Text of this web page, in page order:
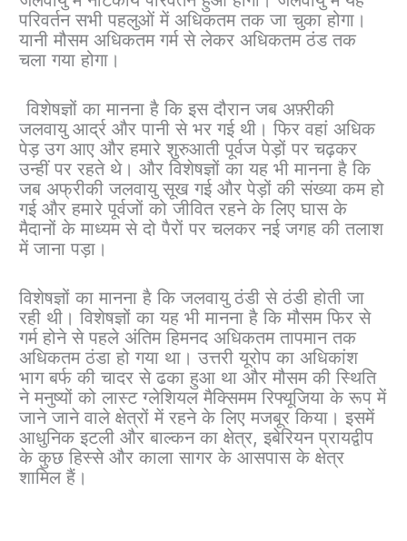
परिवर्तन सभी पहलुओं में अधिकतम तक जा चुका होगा।
यानी मौसम अधिकतम गर्म से लेकर अधिकतम ठंड तक
चला गया होगा।
विशेषज्ञों का मानना ​​है कि इस दौरान जब अफ़्रीकी
जलवायु आर्द्र और पानी से भर गई थी। फिर वहां अधिक
पेड़ उग आए और हमारे शुरुआती पूर्वज पेड़ों पर चढ़कर
उन्हीं पर रहते थे। और विशेषज्ञों का यह भी मानना ​​है कि
जब अफ्रीकी जलवायु सूख गई और पेड़ों की संख्या कम हो
गई और हमारे पूर्वजों को जीवित रहने के लिए घास के
मैदानों के माध्यम से दो पैरों पर चलकर नई जगह की तलाश
में जाना पड़ा।
विशेषज्ञों का मानना ​​है कि जलवायु ठंडी से ठंडी होती जा
रही थी। विशेषज्ञों का यह भी मानना ​​है कि मौसम फिर से
गर्म होने से पहले अंतिम हिमनद अधिकतम तापमान तक
अधिकतम ठंडा हो गया था। उत्तरी यूरोप का अधिकांश
भाग बर्फ की चादर से ढका हुआ था और मौसम की स्थिति
ने मनुष्यों को लास्ट ग्लेशियल मैक्सिमम रिफ्यूजिया के रूप में
जाने जाने वाले क्षेत्रों में रहने के लिए मजबूर किया। इसमें
आधुनिक इटली और बाल्कन का क्षेत्र, इबेरियन प्रायद्वीप
के कुछ हिस्से और काला सागर के आसपास के क्षेत्र
शामिल हैं।